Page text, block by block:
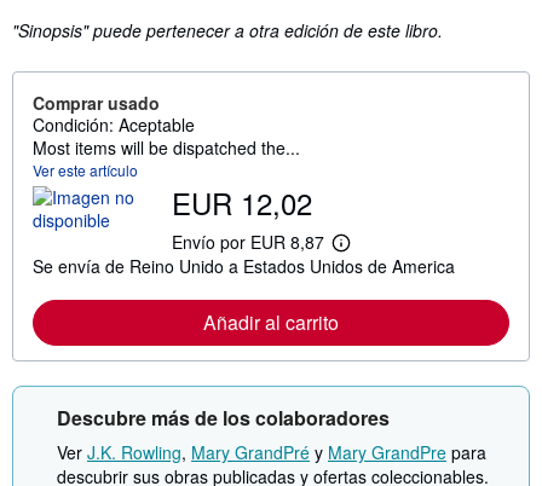
"Sinopsis" puede pertenecer a otra edición de este libro.
Comprar usado
Condición: Aceptable
Most items will be dispatched the...
Ver este artículo
EUR 12,02
Envío por EUR 8,87
M
á
i
o
a
c
i
ó
Se envía de Reino Unido a Estados Unidos de America
Añadir al carrito
Descubre más de los colaboradores
Ver J.K. Rowling, Mary GrandPré y Mary GrandPre para
descubrir sus obras publicadas y ofertas coleccionables.